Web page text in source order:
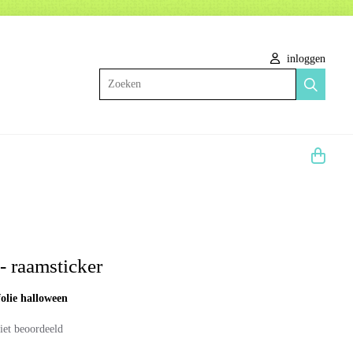
inloggen
Zoeken
raamsticker
halloween
beoordeeld